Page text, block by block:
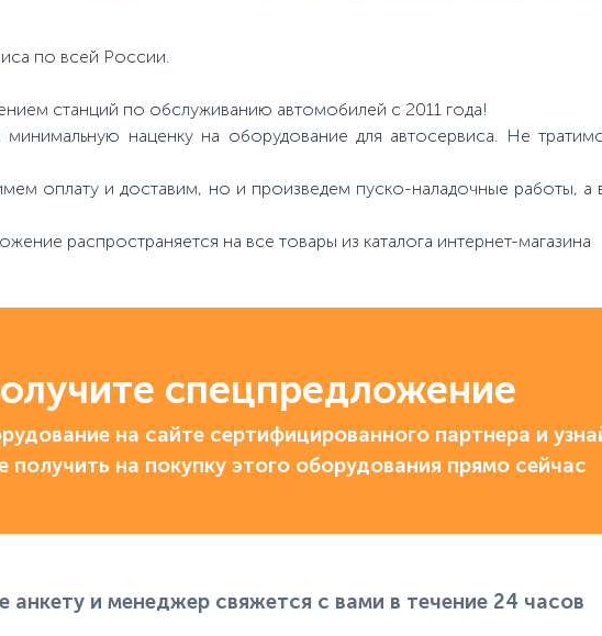
по всей России.
станций по обслуживанию автомобилей с 2011 года!
наценку на оборудование для автосервиса. Не
оплату и доставим, но и произведем пуско-наладочные работы, а
распространяется на все товары из каталога интернет-магазина
спецпредложение
на сайте сертифицированного партнера и
получить на покупку этого оборудования прямо сейчас
анкету и менеджер свяжется с вами в течение 24 часов